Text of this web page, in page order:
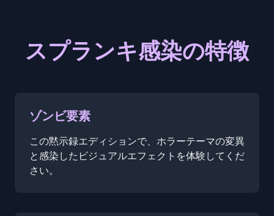
スプランキ感染の特徴
ゾンビ要素
この黙示録エディションで、ホラーテーマの変異
と感染したビジュアルエフェクトを体験してくだ
さい。